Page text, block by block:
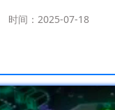
时间：2025-07-18